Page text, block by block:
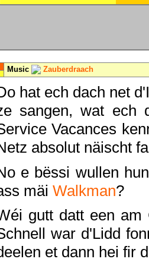
Music Zauberdraach
hat ech dach net
sangen, wat ech
Vacances
absolut näischt
e bëssi wullen
mäi Walkman?
gutt datt een am
war d'Lidd
et dann hei fir